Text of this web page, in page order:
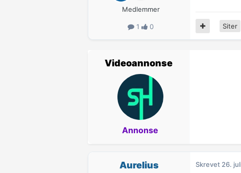
Medlemmer
1 0 Siter
Videoannonse
Annonse
Aurelius Skrevet 26.